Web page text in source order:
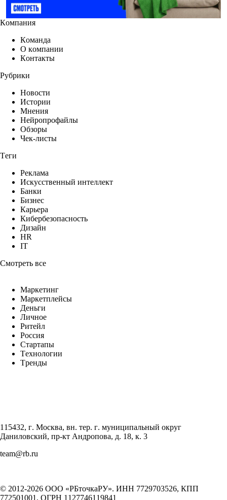
Компания
Команда
О компании
Контакты
Рубрики
Новости
Истории
Мнения
Нейропрофайлы
Обзоры
Чек-листы
Теги
Реклама
Искусственный интеллект
Банки
Бизнес
Карьера
Кибербезопасность
Дизайн
HR
IT
Смотреть все
Маркетинг
Маркетплейсы
Деньги
Личное
Ритейл
Россия
Стартапы
Технологии
Тренды
115432, г. Москва, вн. тер. г. муниципальный округ
Даниловский, пр-кт Андропова, д. 18, к. 3
team@rb.ru
© 2012-2026 ООО «РБточкаРУ». ИНН 7729703526, КПП
772501001, ОГРН 1127746119841